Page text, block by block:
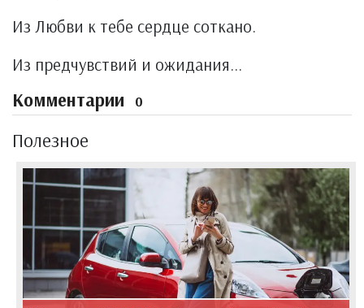
Из Любви к тебе сердце соткано.
Из предчувствий и ожидания...
Комментарии 0
Полезное